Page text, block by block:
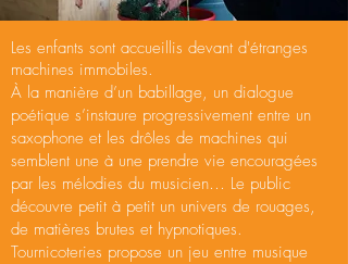
Les enfants sont accueillis devant d'étranges
machines immobiles.
À la manière d’un babillage, un dialogue
poétique s’instaure progressivement entre un
saxophone et les drôles de machines qui
semblent une à une prendre vie encouragées
par les mélodies du musicien… Le public
découvre petit à petit un univers de rouages,
de matières brutes et hypnotiques.
Tournicoteries propose un jeu entre musique